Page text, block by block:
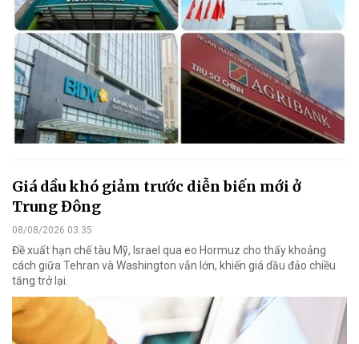
Giá dầu khó giảm trước diễn biến mới ở
Trung Đông
08/08/2026 03:35
Đề xuất hạn chế tàu Mỹ, Israel qua eo Hormuz cho thấy khoảng
cách giữa Tehran và Washington vẫn lớn, khiến giá dầu đảo chiều
tăng trở lại.